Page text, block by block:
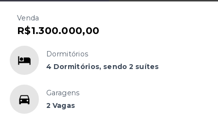
Venda
R$1.300.000,00
Dormitórios
4 Dormitórios, sendo 2 suítes
Garagens
2 Vagas